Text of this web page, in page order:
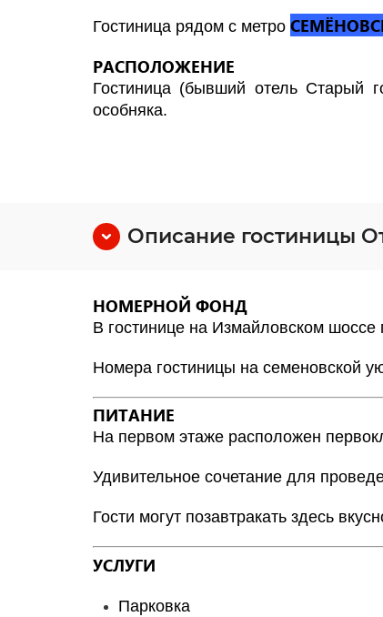
Гостиница рядом с метро
РАСПОЛОЖЕНИЕ
Гостиница (бывший отель Старый
особняка.
Описание гостиницы
НОМЕРНОЙ ФОНД
В гостинице на Измайловском шоссе
Номера гостиницы на семеновской
ПИТАНИЕ
На первом этаже расположен
Удивительное сочетание для
Гости могут позавтракать здесь
УСЛУГИ
Парковка